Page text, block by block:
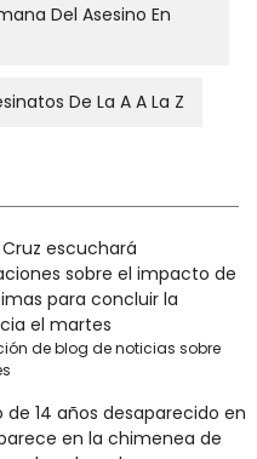
Del Asesino En
De La A A La Z
Cruz escuchará
sobre el impacto de
para concluir la
el martes
de blog de noticias sobre
de 14 años desaparecido en
en la chimenea de